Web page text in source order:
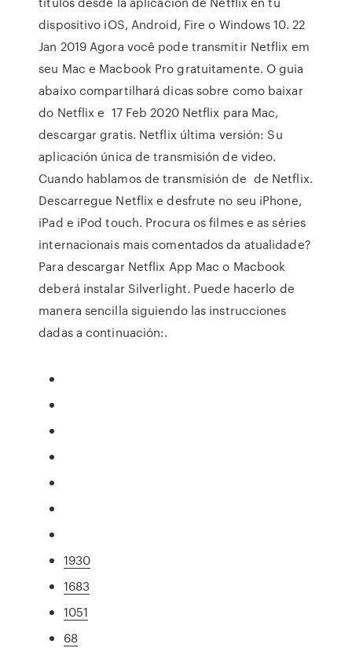
dispositivo iOS, Android, Fire o Windows 10. 22
Jan 2019 Agora você pode transmitir Netflix em
seu Mac e Macbook Pro gratuitamente. O guia
abaixo compartilhará dicas sobre como baixar
do Netflix e 17 Feb 2020 Netflix para Mac,
descargar gratis. Netflix última versión: Su
aplicación única de transmisión de video.
Cuando hablamos de transmisión de de Netflix.
Descarregue Netflix e desfrute no seu iPhone,
iPad e iPod touch. Procura os filmes e as séries
internacionais mais comentados da atualidade?
Para descargar Netflix App Mac o Macbook
deberá instalar Silverlight. Puede hacerlo de
manera sencilla siguiendo las instrucciones
dadas a continuación:.
1930
1683
1051
68